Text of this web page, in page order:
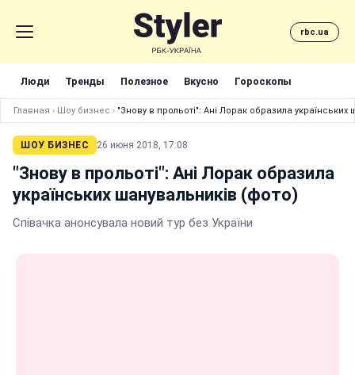
rbc.ua
Люди Тренды Полезное Вкусно Гороскопы
Главная › Шоу бизнес › "Знову в прольоті": Ані Лорак образила українських
ШОУ БИЗНЕС 26 июня 2018, 17:08
"Знову в прольоті": Ані Лорак образила
українських шанувальників (фото)
Співачка анонсувала новий тур без України